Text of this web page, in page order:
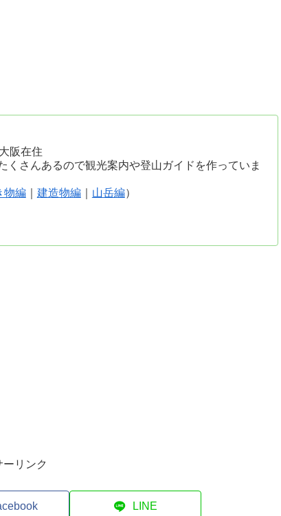
阪在住
くさんあるので観光案内や登山ガイドを作っていま
物編｜ 建造物編｜ 山岳編）
ーリンク
LINE